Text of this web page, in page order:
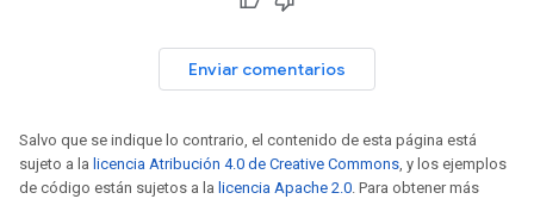
Enviar comentarios
Salvo que se indique lo contrario, el contenido de esta página está
sujeto a la licencia Atribución 4.0 de Creative Commons, y los ejemplos
de código están sujetos a la licencia Apache 2.0. Para obtener más